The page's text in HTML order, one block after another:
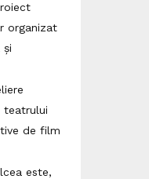
organizat
și
teatrului
de film
este,